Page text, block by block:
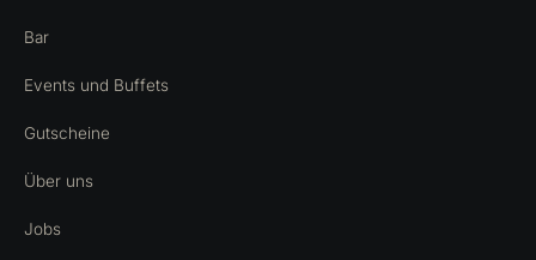
Bar
Events und Buffets
Gutscheine
Über uns
Jobs